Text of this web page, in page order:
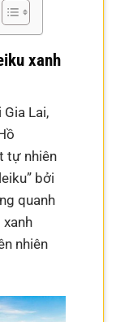
xanh
Lai,
tự nhiên
bởi
quanh
nhiên